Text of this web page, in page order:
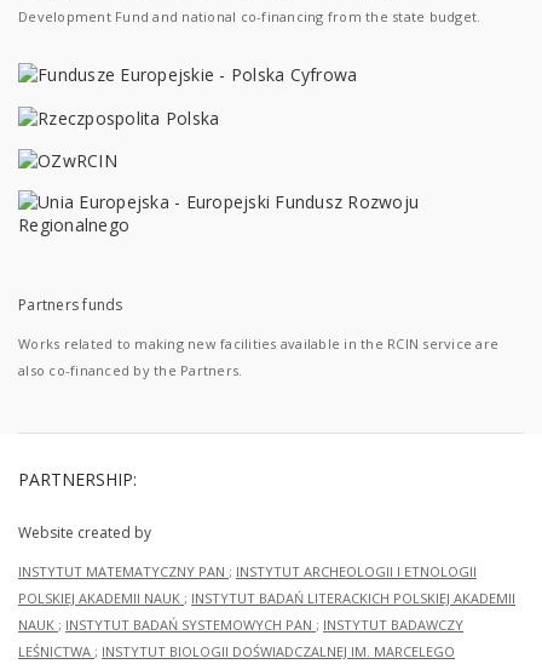
Development Fund and national co-financing from the state budget.
Partners funds
Works related to making new facilities available in the RCIN service are
also co-financed by the Partners.
PARTNERSHIP:
Website created by
INSTYTUT MATEMATYCZNY PAN ; INSTYTUT ARCHEOLOGII I ETNOLOGII
POLSKIEJ AKADEMII NAUK ; INSTYTUT BADAŃ LITERACKICH POLSKIEJ AKADEMII
NAUK ; INSTYTUT BADAŃ SYSTEMOWYCH PAN ; INSTYTUT BADAWCZY
LEŚNICTWA ; INSTYTUT BIOLOGII DOŚWIADCZALNEJ IM. MARCELEGO